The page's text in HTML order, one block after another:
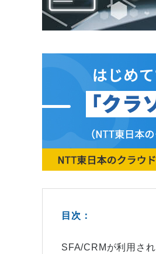
目次：
SFA/CRMが利用さ